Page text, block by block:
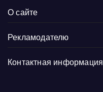
О сайте
Рекламодателю
Контактная информация